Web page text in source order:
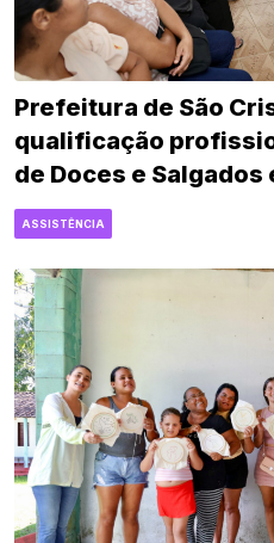
Prefeitura de São
qualificação
de Doces e
Senac
ASSISTÊNCIA